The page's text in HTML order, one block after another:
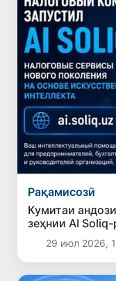
Рақамисозӣ
Кумитаи
зеҳнии AI
29 июл 2026,